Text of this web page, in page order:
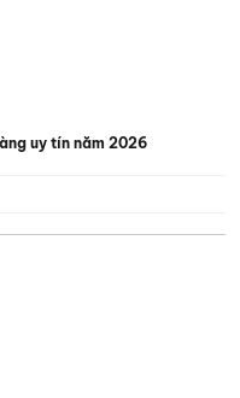
uy tín năm 2026